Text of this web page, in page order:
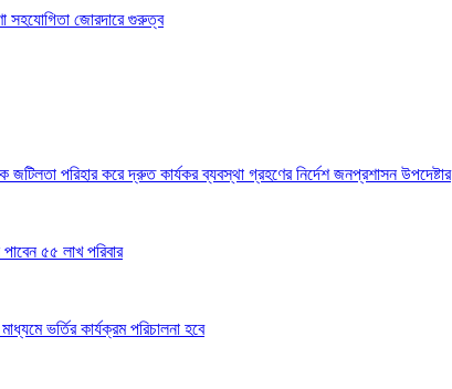
সহযোগিতা জোরদারে গুরুত্ব
জটিলতা পরিহার করে দ্রুত কার্যকর ব্যবস্থা গ্রহণের নির্দেশ জনপ্রশাসন উপদেষ্টার
৫৫ লাখ পরিবার
ভর্তির কার্যক্রম পরিচালনা হবে